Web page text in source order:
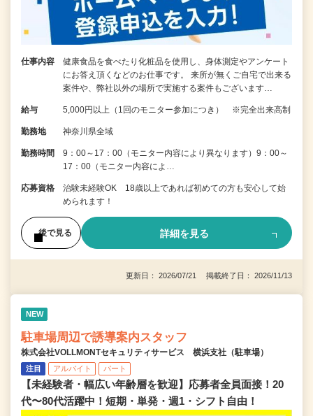
仕事内容
健康食品を食べたり化粧品を使用し、身体測定やアンケート
にお答え頂くなどのお仕事です。 来所が無くご自宅で出来る
案件や、弊社以外の場所で実施する案件もございます…
給与 5,000円以上（1回のモニター参加につき） ※完全出来高制
勤務地 神奈川県全域
勤務時間
9：00～17：00（モニター内容により異なります）9：00～
17：00（モニター内容によ…
応募資格
治験未経験OK 18歳以上であれば初めての方も安心して始
められます！
後で見る 詳細を見る
更新日： 2026/07/21 掲載終了日： 2026/11/13
NEW
駐車場周辺で誘導案内スタッフ
株式会社VOLLMONTセキュリティサービス 横浜支社（駐車場）
注目 アルバイト パート
【未経験者・幅広い年齢層を歓迎】応募者全員面接！20
代〜80代活躍中！短期・単発・週1・シフト自由！